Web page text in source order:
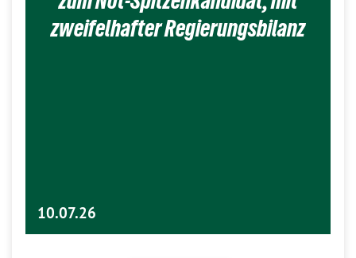
zweifelhafter Regierungsbilanz
10.07.26